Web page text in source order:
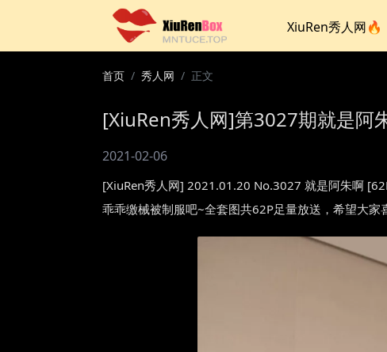
XiuRen秀人网🔥
首页 秀人网 正文
[XiuRen秀人网]第3027期就是阿
2021-02-06
[XiuRen秀人网] 2021.01.20 No.3027 就是阿朱啊
乖乖缴械被制服吧~全套图共62P足量放送，希望大